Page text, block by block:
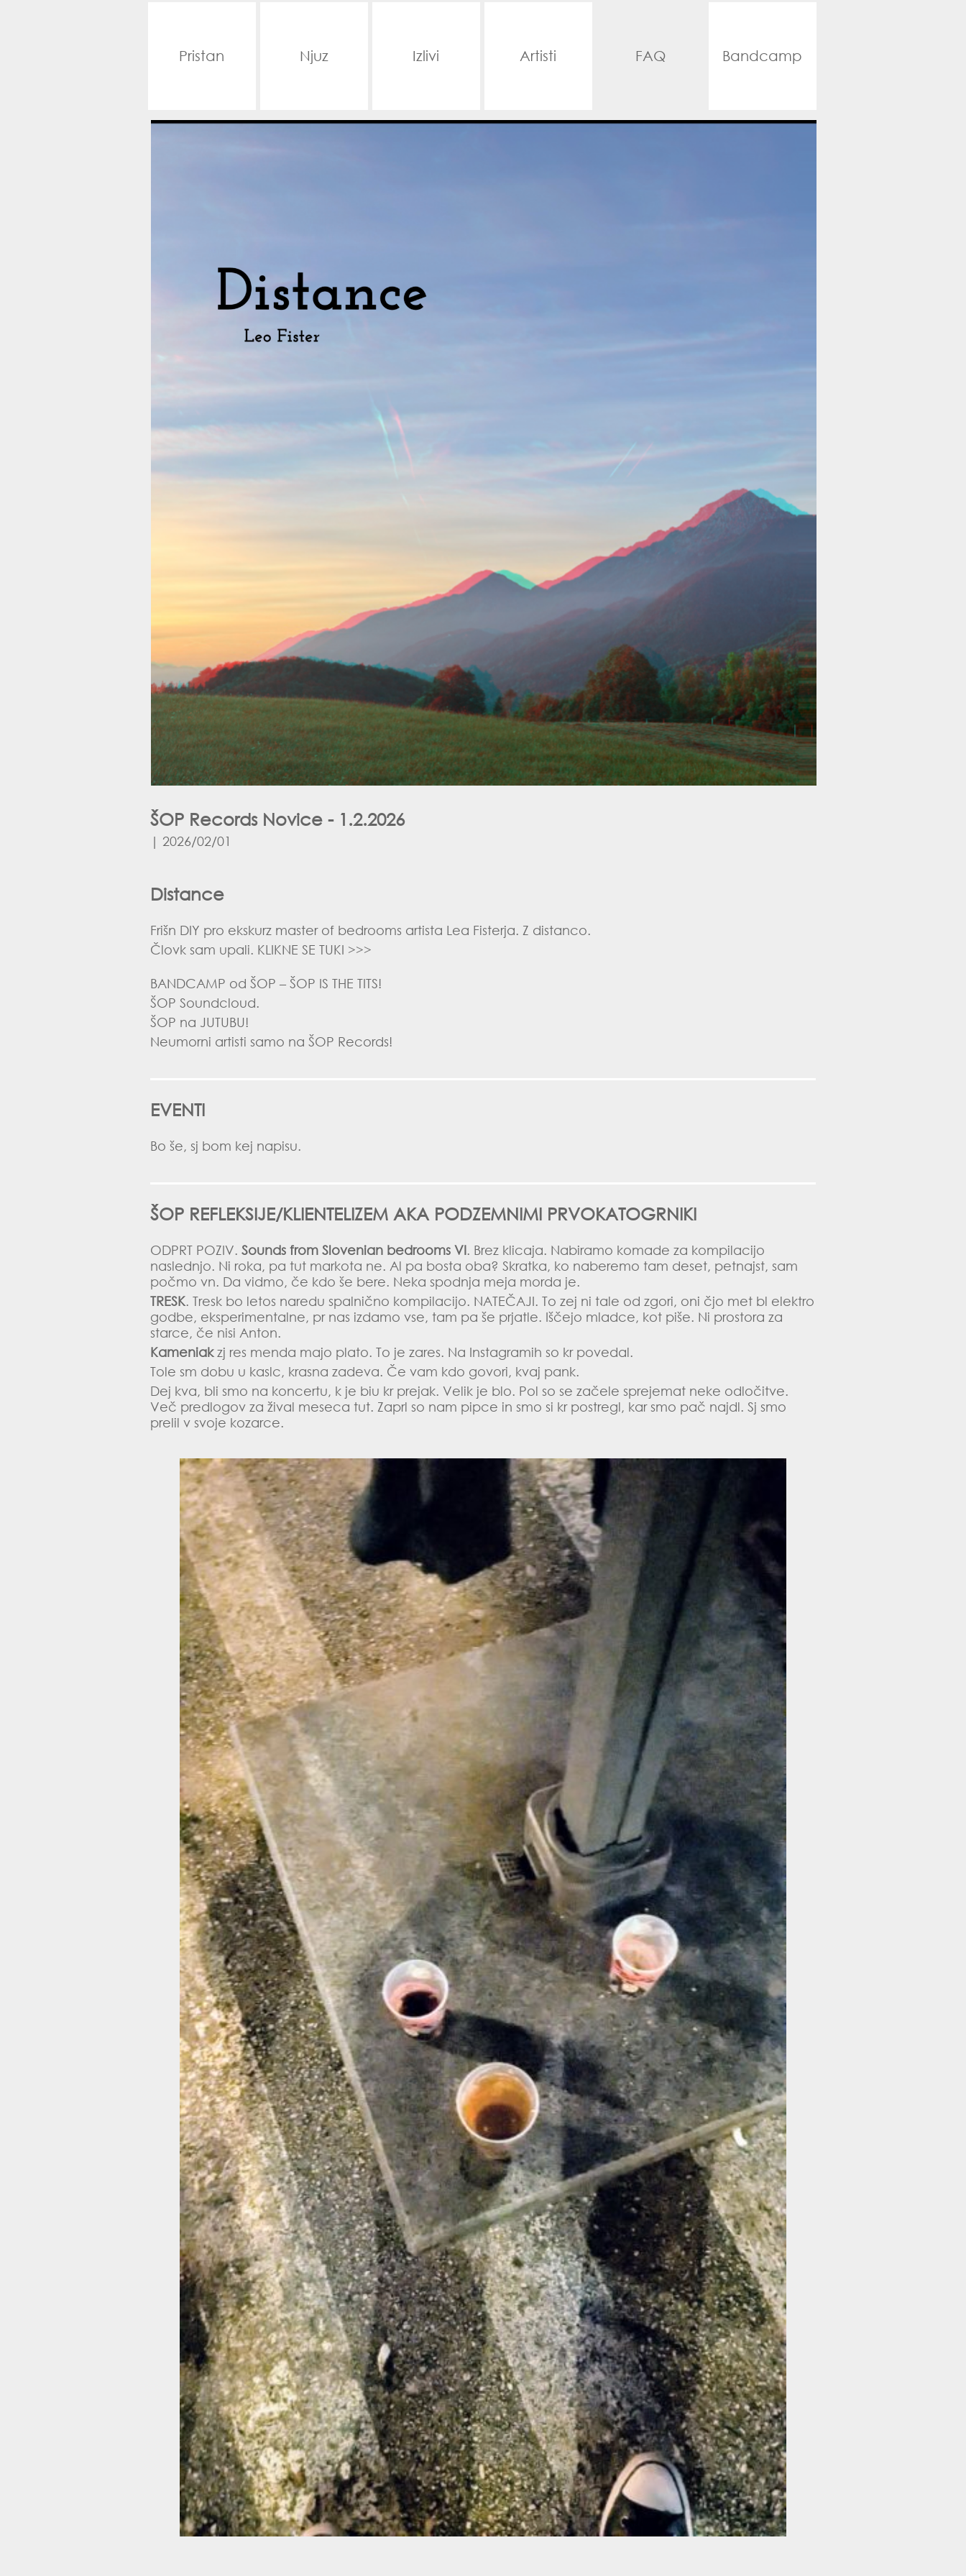
Pristan Njuz Izlivi Artisti FAQ Bandcamp
ŠOP Records Novice - 1.2.2026
| 2026/02/01
Distance
Frišn DIY pro ekskurz master of bedrooms artista Lea Fisterja. Z distanco.
Človk sam upali. KLIKNE SE TUKI >>>
BANDCAMP od ŠOP – ŠOP IS THE TITS!
ŠOP Soundcloud.
ŠOP na JUTUBU!
Neumorni artisti samo na ŠOP Records!
EVENTI
Bo še, sj bom kej napisu.
ŠOP REFLEKSIJE/KLIENTELIZEM AKA PODZEMNIMI PRVOKATOGRNIKI
ODPRT POZIV. Sounds from Slovenian bedrooms VI. Brez klicaja. Nabiramo komade za kompilacijo
naslednjo. Ni roka, pa tut markota ne. Al pa bosta oba? Skratka, ko naberemo tam deset, petnajst, sam
počmo vn. Da vidmo, če kdo še bere. Neka spodnja meja morda je.
TRESK. Tresk bo letos naredu spalnično kompilacijo. NATEČAJI. To zej ni tale od zgori, oni čjo met bl elektro
godbe, eksperimentalne, pr nas izdamo vse, tam pa še prjatle. Iščejo mladce, kot piše. Ni prostora za
starce, če nisi Anton.
Kameniakzj res menda majo plato. To je zares. Na Instagramih so kr povedal.
Tole sm dobu u kaslc, krasna zadeva. Če vam kdo govori, kvaj pank.
Dej kva, bli smo na koncertu, k je biu kr prejak. Velik je blo. Pol so se začele sprejemat neke odločitve.
Več predlogov za žival meseca tut. Zaprl so nam pipce in smo si kr postregl, kar smo pač najdl. Sj smo
prelil v svoje kozarce.